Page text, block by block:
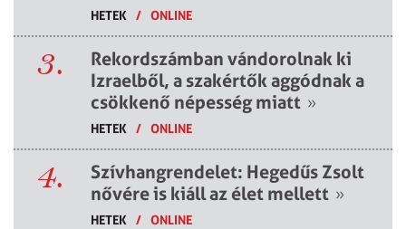
HETEK / ONLINE
3.
Rekordszámban vándorolnak ki
Izraelből, a szakértők aggódnak a
csökkenő népesség miatt »
HETEK / ONLINE
4.
Szívhangrendelet: Hegedűs Zsolt
nővére is kiáll az élet mellett »
HETEK / ONLINE